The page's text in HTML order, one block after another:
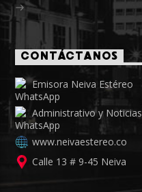
CONTÁCTANOS
Emisora Neiva Estéreo
Administrativo y Noticias
www.neivaestereo.co
Calle 13 # 9-45 Neiva